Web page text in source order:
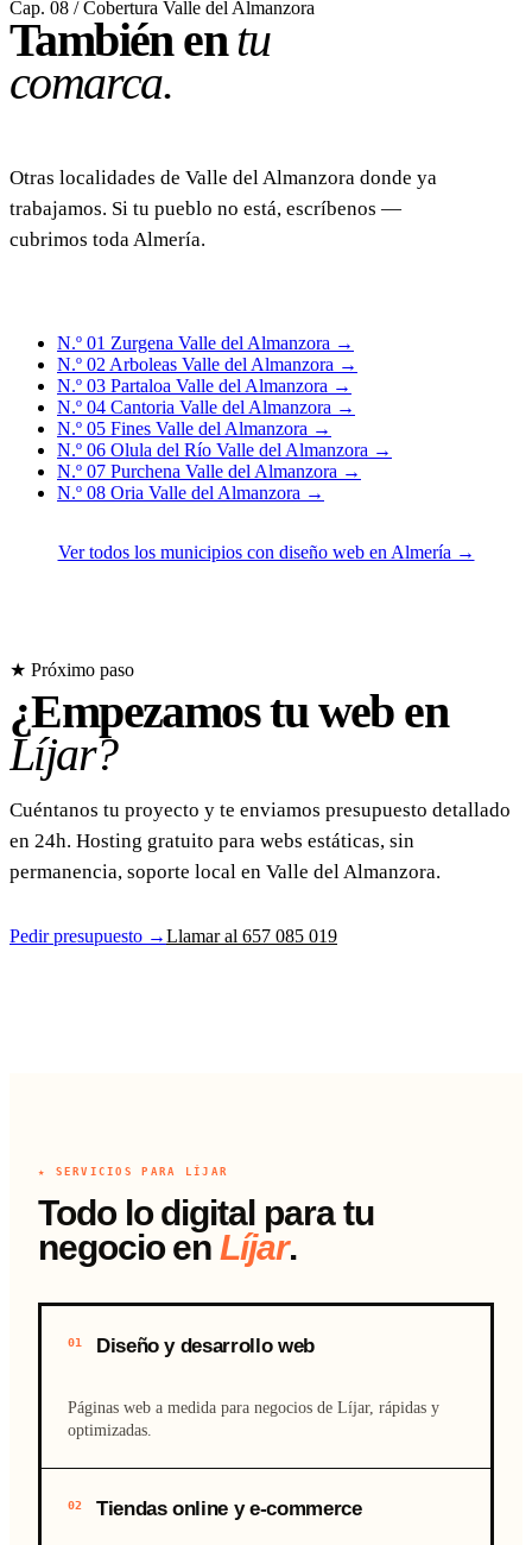
Cap. 08 / Cobertura Valle del Almanzora
También entu
comarca.
Otras localidades de Valle del Almanzora donde ya
trabajamos. Si tu pueblo no está, escríbenos —
cubrimos toda Almería.
N.º 01 Zurgena Valle del Almanzora →
N.º 02 Arboleas Valle del Almanzora →
N.º 03 Partaloa Valle del Almanzora →
N.º 04 Cantoria Valle del Almanzora →
N.º 05 Fines Valle del Almanzora →
N.º 06 Olula del Río Valle del Almanzora →
N.º 07 Purchena Valle del Almanzora →
N.º 08 Oria Valle del Almanzora →
Ver todos los municipios con diseño web en Almería →
★ Próximo paso
¿Empezamos tu web en
Líjar?
Cuéntanos tu proyecto y te enviamos presupuesto detallado
en 24h. Hosting gratuito para webs estáticas, sin
permanencia, soporte local en Valle del Almanzora.
Pedir presupuesto →Llamar al 657 085 019
★ SERVICIOS PARA LÍJAR
Todo lo digital para tu
negocio enLíjar.
01 Diseño y desarrollo web
Páginas web a medida para negocios de Líjar, rápidas y
optimizadas.
02 Tiendas online y e-commerce